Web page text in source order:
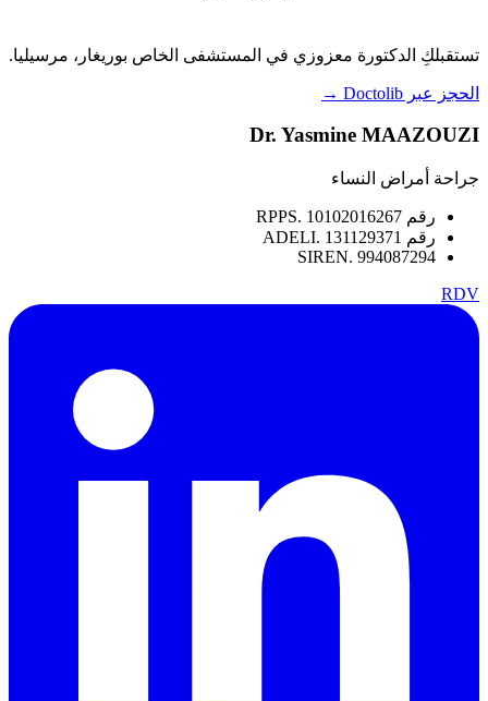
تستقبلكِ الدكتورة معزوزي في المستشفى الخاص بوريغار، مرسيليا.
الحجز عبر Doctolib →
Dr. Yasmine MAAZOUZI
جراحة أمراض النساء
رقم RPPS. 10102016267
رقم ADELI. 131129371
SIREN. 994087294
RDV